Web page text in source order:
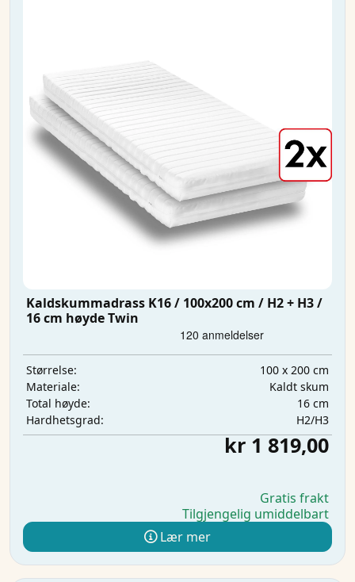
Kaldskummadrass K16 / 100x200 cm / H2 + H3 /
16 cm høyde Twin
Størrelse:
100 x 200 cm
Materiale:
Kaldt skum
Total høyde:
16 cm
Hardhetsgrad:
H2/H3
kr 1 819,00
Gratis frakt
Tilgjengelig umiddelbart
Lær mer